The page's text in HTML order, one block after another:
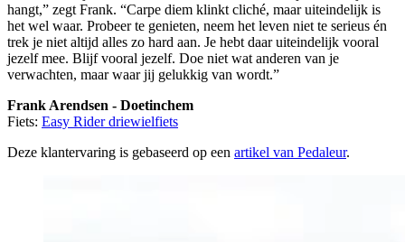
hangt,” zegt Frank. “Carpe diem klinkt cliché, maar uiteindelijk is
het wel waar. Probeer te genieten, neem het leven niet te serieus én
trek je niet altijd alles zo hard aan. Je hebt daar uiteindelijk vooral
jezelf mee. Blijf vooral jezelf. Doe niet wat anderen van je
verwachten, maar waar jij gelukkig van wordt.”
Frank Arendsen - Doetinchem
Fiets: Easy Rider driewielfiets
Deze klantervaring is gebaseerd op een artikel van Pedaleur.